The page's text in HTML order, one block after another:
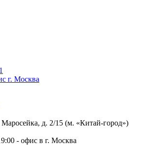
г. Москва
Маросейка, д. 2/15 (м. «Китай-город»)
- офис в г. Москва